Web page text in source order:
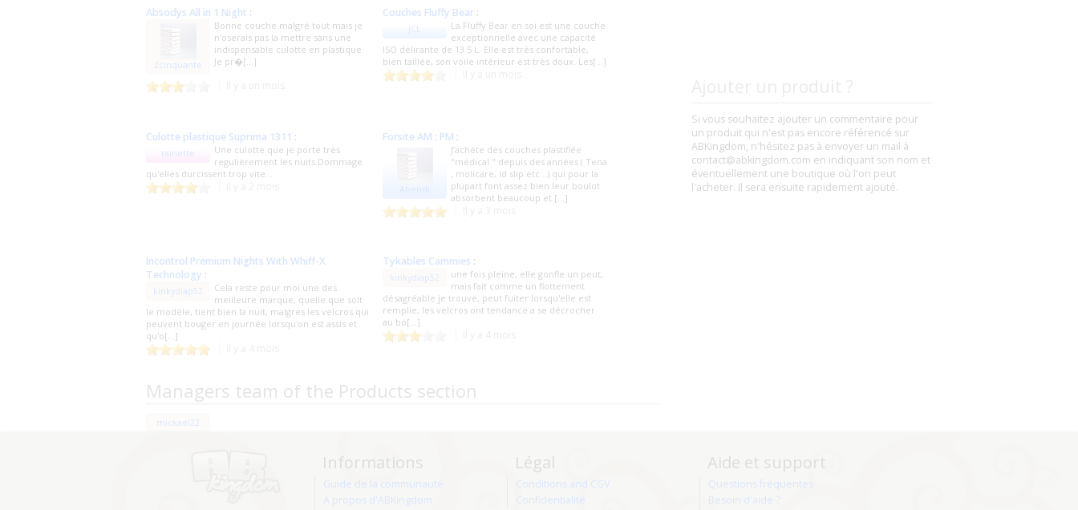
Si vous souhaitez ajouter un commentaire pour
un produit qui n'est pas encore référencé sur
ABKingdom, n'hésitez pas à envoyer un mail à
contact@abkingdom.com en indiquant son nom et
éventuellement une boutique où l'on peut
l'acheter. Il sera ensuite rapidement ajouté.
Absodys All in 1 Night :
2cinquante
Bonne couche malgré tout mais je
n'oserais pas la mettre sans une
indispensable culotte en plastique
Je pr�[...]
Couches Fluffy Bear :
JCL
La Fluffy Bear en soi est une couche
exceptionnelle avec une capacité
ISO délirante de 13.5 L. Elle est très confortable,
bien taillée, son voile intérieur est très doux. Les[...]
Culotte plastique Suprima 1311 :
rainette
Une culotte que je porte très
regulièrement les nuits.Dommage
qu'elles durcissent trop vite...
Forsite AM : PM :
J’achète des couches plastifiée
"médical " depuis des années ( Tena
, molicare, id slip etc…) qui pour la
plupart font assez bien leur boulot
absorbent beaucoup et [...]
Incontrol Premium Nights With Whiff-X
Technology :
kinkydiap52
Cela reste pour moi une des
meilleure marque, quelle que soit
le modèle, tient bien la nuit, malgres les velcros qui
peuvent bouger en journée lorsqu'on est assis et
qu'o[...]
Tykables Cammies :
kinkydiap52
une fois pleine, elle gonfle un peut,
mais fait comme un flottement
désagréable je trouve, peut fuiter lorsqu'elle est
remplie, les velcros ont tendance a se décrocher
au bo[...]
Managers team of the Products section
mickael22
Informations
Guide de la communauté
A propos d'ABKingdom
Légal
Conditions and CGV
Confidentialité
Aide et support
Questions fréquentes
Besoin d'aide ?